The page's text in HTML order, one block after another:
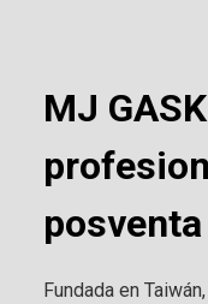
MJ
posventa
Fundada en